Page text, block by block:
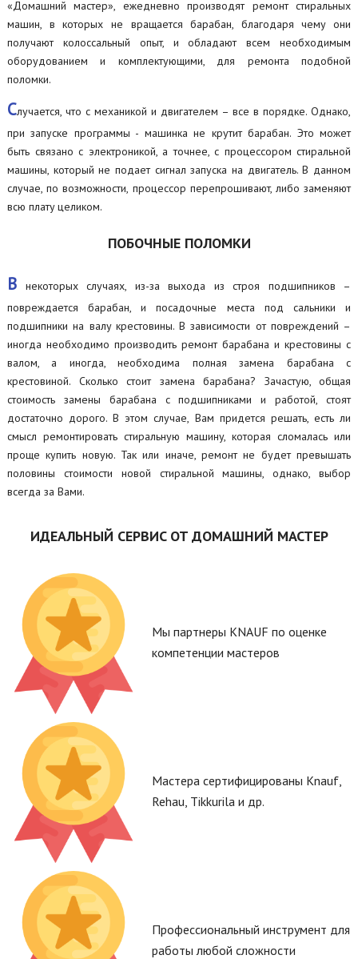
«Домашний мастер», ежедневно производят ремонт стиральных
машин, в которых не вращается барабан, благодаря чему они
получают колоссальный опыт, и обладают всем необходимым
оборудованием и комплектующими, для ремонта подобной
поломки.
Случается, что с механикой и двигателем – все в порядке. Однако,
при запуске программы - машинка не крутит барабан. Это может
быть связано с электроникой, а точнее, с процессором стиральной
машины, который не подает сигнал запуска на двигатель. В данном
случае, по возможности, процессор перепрошивают, либо заменяют
всю плату целиком.
ПОБОЧНЫЕ ПОЛОМКИ
В некоторых случаях, из-за выхода из строя подшипников –
повреждается барабан, и посадочные места под сальники и
подшипники на валу крестовины. В зависимости от повреждений –
иногда необходимо производить ремонт барабана и крестовины с
валом, а иногда, необходима полная замена барабана с
крестовиной. Сколько стоит замена барабана? Зачастую, общая
стоимость замены барабана с подшипниками и работой, стоят
достаточно дорого. В этом случае, Вам придется решать, есть ли
смысл ремонтировать стиральную машину, которая сломалась или
проще купить новую. Так или иначе, ремонт не будет превышать
половины стоимости новой стиральной машины, однако, выбор
всегда за Вами.
ИДЕАЛЬНЫЙ СЕРВИС ОТ ДОМАШНИЙ МАСТЕР
Мы партнеры KNAUF по оценке
компетенции мастеров
Мастера сертифицированы Knauf,
Rehau, Tikkurila и др.
Профессиональный инструмент для
работы любой сложности